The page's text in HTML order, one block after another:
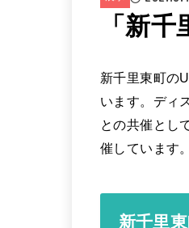
「新
新千里東町の
います。ディ
との共催とし
催しています
新千里